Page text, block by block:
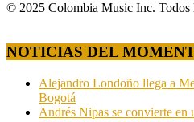
© 2025 Colombia Music Inc. Todos
NOTICIAS DEL
Alejandro Londoño llega a
Bogotá
Andrés Nipas se convierte en